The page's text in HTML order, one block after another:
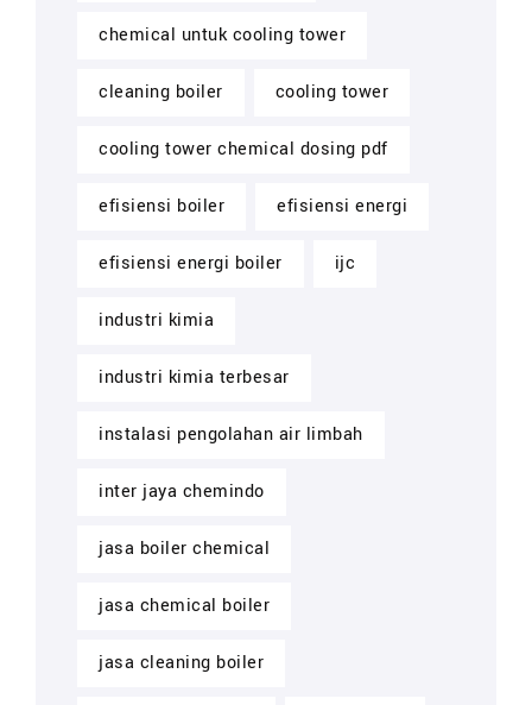
chemical untuk cooling tower
cleaning boiler cooling tower
cooling tower chemical dosing pdf
efisiensi boiler efisiensi energi
efisiensi energi boiler ijc
industri kimia
industri kimia terbesar
instalasi pengolahan air limbah
inter jaya chemindo
jasa boiler chemical
jasa chemical boiler
jasa cleaning boiler